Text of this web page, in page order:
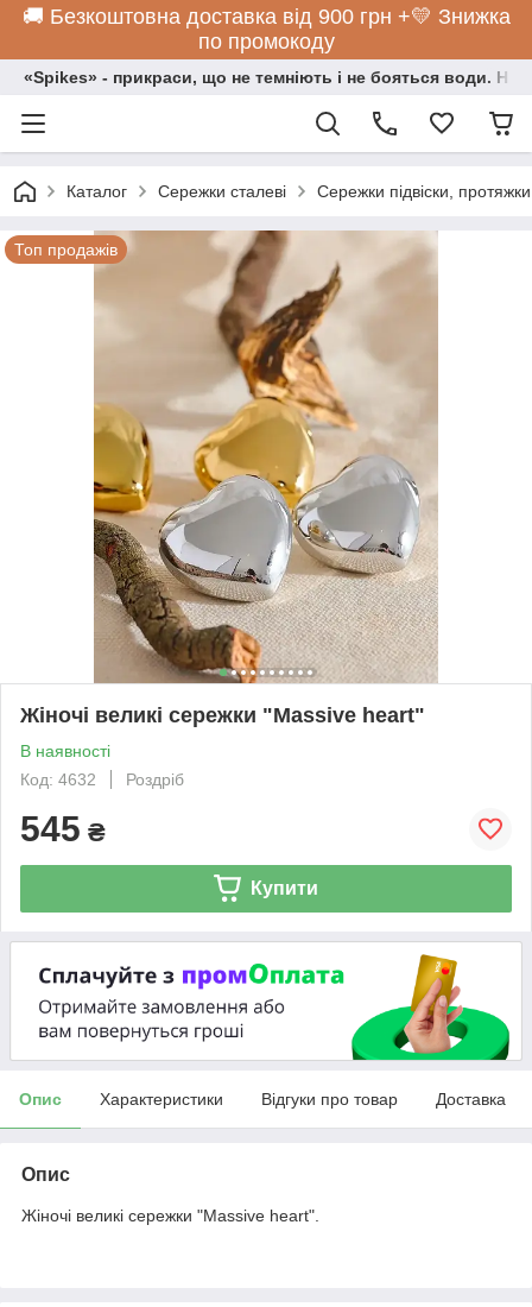
🚚 Безкоштовна доставка від 900 грн +💛 Знижка
по промокоду
«Spikes» - прикраси, що не темніють і не бояться води.
Каталог Сережки сталеві Сережки підвіски,
Топ продажів
Жіночі великі сережки "Massive heart"
В наявності
Код: 4632
Роздріб
545 ₴
Купити
Опис Характеристики Відгуки про товар Доставка
Опис
Жіночі великі сережки "Massive heart".